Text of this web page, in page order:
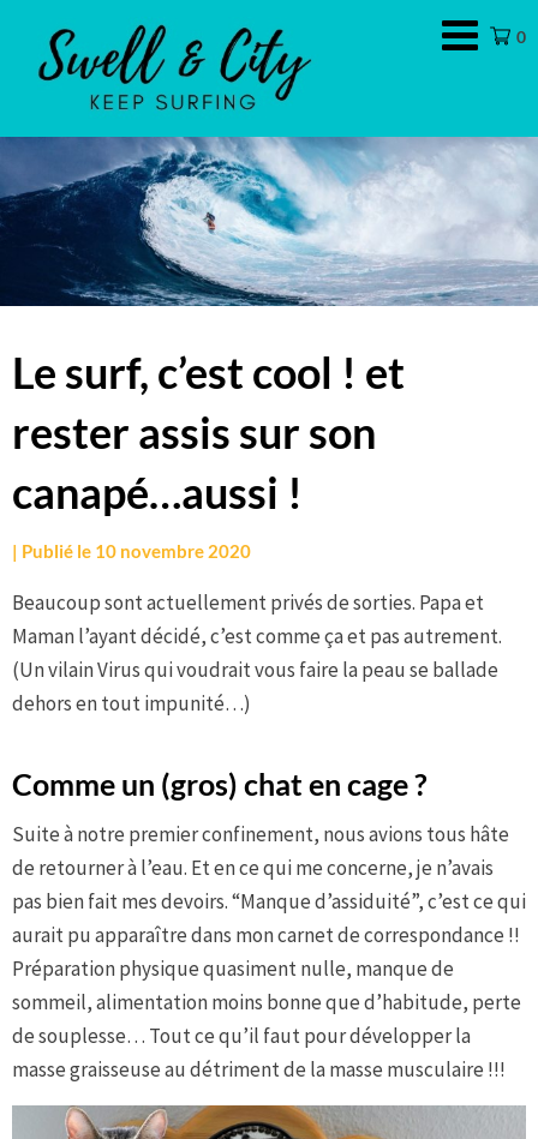
0
Le surf, c’est cool ! et
rester assis sur son
canapé…aussi !
par
| Publié le 10 novembre 2020
Beaucoup sont actuellement privés de sorties. Papa et
Maman l’ayant décidé, c’est comme ça et pas autrement.
(Un vilain Virus qui voudrait vous faire la peau se ballade
dehors en tout impunité…)
Comme un (gros) chat en cage ?
Suite à notre premier confinement, nous avions tous hâte
de retourner à l’eau. Et en ce qui me concerne, je n’avais
pas bien fait mes devoirs. “Manque d’assiduité”, c’est ce qui
aurait pu apparaître dans mon carnet de correspondance !!
Préparation physique quasiment nulle, manque de
sommeil, alimentation moins bonne que d’habitude, perte
de souplesse… Tout ce qu’il faut pour développer la
masse graisseuse au détriment de la masse musculaire !!!